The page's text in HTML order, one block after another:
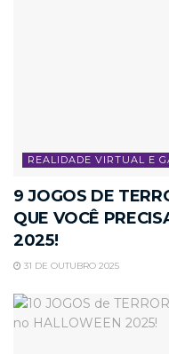
REALIDADE VIRTUAL E
9 JOGOS DE
QUE VOCÊ
2025!
31 DE OUTUBRO 2025